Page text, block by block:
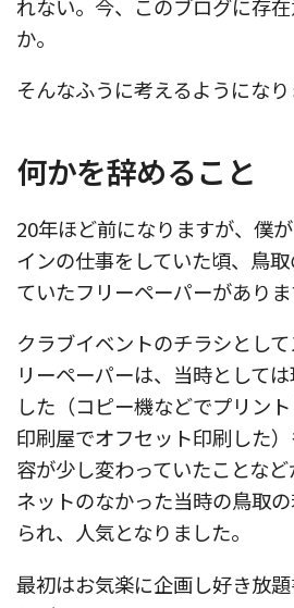
れない。今、このブログに存
か。
そんなふうに考えるようになり
何かを辞めること
20年ほど前になりますが、僕
インの仕事をしていた頃、鳥
ていたフリーペーパーがありま
クラブイベントのチラシとし
リーペーパーは、当時として
した（コピー機などでプリント
印刷屋でオフセット印刷した
容が少し変わっていたことなど
ネットのなかった当時の鳥取
られ、人気となりました。
最初はお気楽に企画し好き放